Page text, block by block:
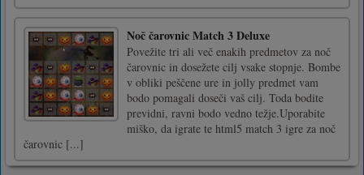
Noč čarovnic Match 3 Deluxe
Povežite tri ali več enakih predmetov za noč
čarovnic in dosežete cilj vsake stopnje. Bombe
v obliki peščene ure in jolly predmet vam
bodo pomagali doseči vaš cilj. Toda bodite
previdni, ravni bodo vedno težje.Uporabite
miško, da igrate te html5 match 3 igre za noč
čarovnic [...]